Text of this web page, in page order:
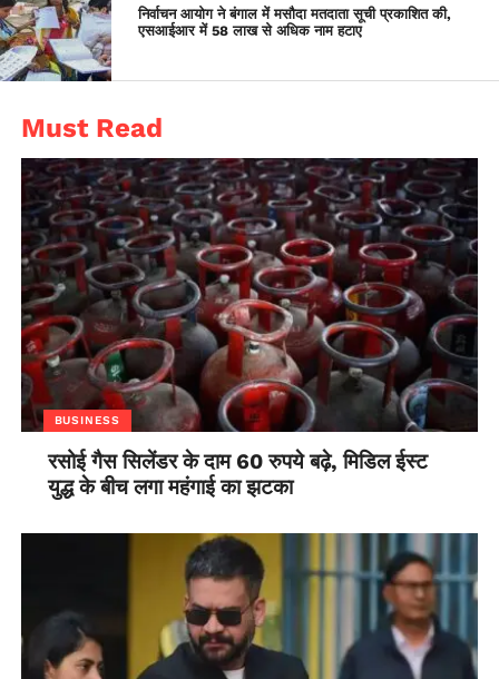
निर्वाचन आयोग ने बंगाल में मसौदा मतदाता सूची प्रकाशित की,
एसआईआर में 58 लाख से अधिक नाम हटाए
Must Read
BUSINESS
रसोई गैस सिलेंडर के दाम 60 रुपये बढ़े, मिडिल ईस्ट
युद्ध के बीच लगा महंगाई का झटका